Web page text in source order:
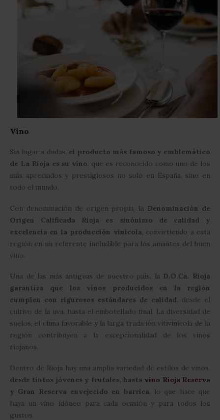
Vino
Sin lugar a dudas, el producto más famoso y emblemático
de La Rioja es su vino, que es reconocido como uno de los
más apreciados y prestigiosos no solo en España, sino en
todo el mundo.
Con denominación de origen propia, la Denominación de
Origen Calificada Rioja es sinónimo de calidad y
excelencia en la producción vinícola, convirtiendo a esta
región en un referente ineludible para los amantes del buen
vino.
Una de las más antiguas de nuestro país, la D.O.Ca. Rioja
garantiza que los vinos producidos en la región
cumplen con rigurosos estándares de calidad, desde el
cultivo de la uva, hasta el embotellado final. La diversidad de
suelos, el clima favorable y la larga tradición vitivinícola de la
región contribuyen a la excepcionalidad de los vinos
riojanos.
Dentro de Rioja hay una amplia variedad de estilos de vinos,
desde tintos jóvenes y frutales, hasta vino Rioja Reserva
y Gran Reserva envejecido en barrica, lo que hace que
haya un vino idóneo para cada ocasión y para todos los
gustos.